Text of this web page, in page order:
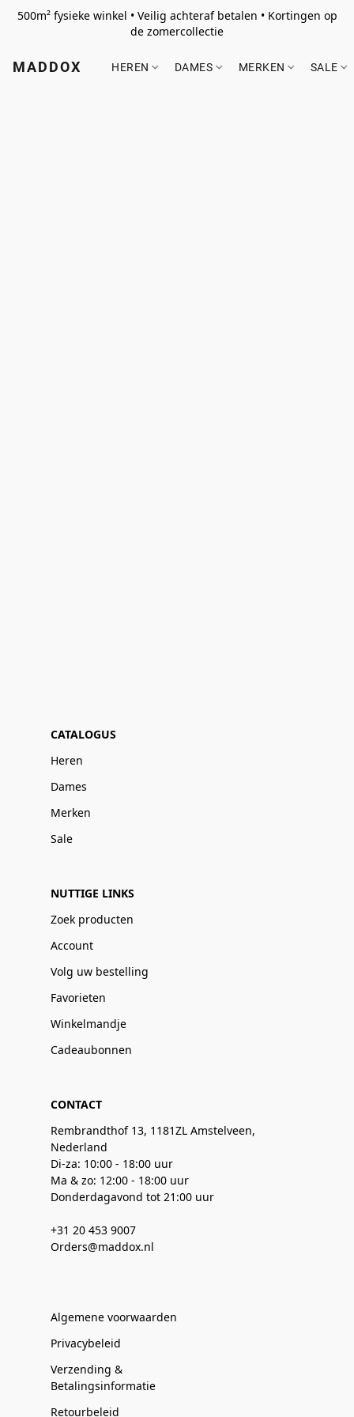
500m² fysieke winkel • Veilig achteraf betalen • Kortingen op
de zomercollectie
MADDOX HEREN DAMES MERKEN SALE
CATALOGUS
Heren
Dames
Merken
Sale
NUTTIGE LINKS
Zoek producten
Account
Volg uw bestelling
Favorieten
Winkelmandje
Cadeaubonnen
CONTACT
Rembrandthof 13, 1181ZL Amstelveen,
Nederland
Di-za: 10:00 - 18:00 uur
Ma & zo: 12:00 - 18:00 uur
Donderdagavond tot 21:00 uur
+31 20 453 9007
Orders@maddox.nl
Algemene voorwaarden
Privacybeleid
Verzending &
Betalingsinformatie
Retourbeleid